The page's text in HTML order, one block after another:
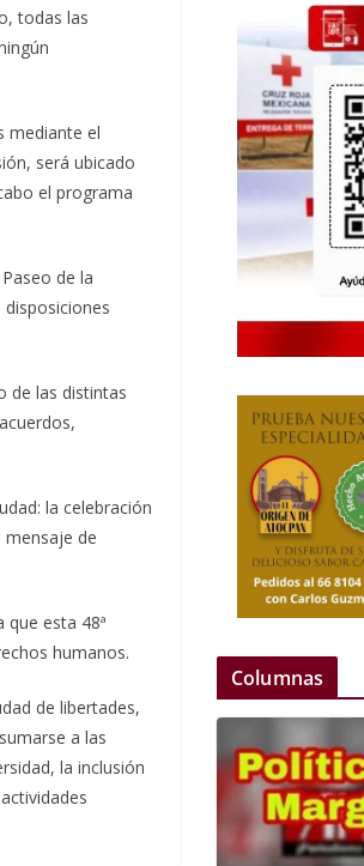
todas las
mediante el
será ubicado
el programa
de la
de las distintas
la celebración
mensaje de
esta 48ª
humanos.
de libertades,
a las
la inclusión
Columnas